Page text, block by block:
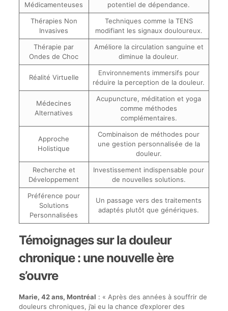
Médicamenteuses
potentiel de dépendance.
Thérapies Non
Invasives
Techniques comme la TENS
modifiant les signaux douloureux.
Thérapie par
Ondes de Choc
Améliore la circulation sanguine et
diminue la douleur.
Réalité Virtuelle
Environnements immersifs pour
réduire la perception de la douleur.
Médecines
Alternatives
Acupuncture, méditation et yoga
comme méthodes
complémentaires.
Approche
Holistique
Combinaison de méthodes pour
une gestion personnalisée de la
douleur.
Recherche et
Développement
Investissement indispensable pour
de nouvelles solutions.
Préférence pour
Solutions
Personnalisées
Un passage vers des traitements
adaptés plutôt que génériques.
Témoignages sur la douleur
chronique : une nouvelle ère
s’ouvre
Marie, 42 ans, Montréal : « Après des années à souffrir de
douleurs chroniques, j’ai eu la chance d’explorer des